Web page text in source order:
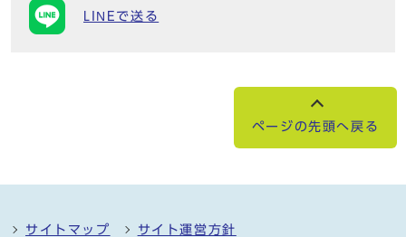
LINEで送る
ページの先頭へ戻る
サイトマップ サイト運営方針